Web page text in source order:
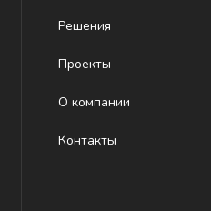
Решения
Проекты
О компании
Контакты